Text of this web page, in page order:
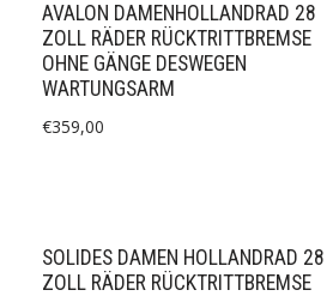
AVALON DAMENHOLLANDRAD 28
ZOLL RÄDER RÜCKTRITTBREMSE
OHNE GÄNGE DESWEGEN
WARTUNGSARM
€359,00
SOLIDES DAMEN HOLLANDRAD 28
ZOLL RÄDER RÜCKTRITTBREMSE